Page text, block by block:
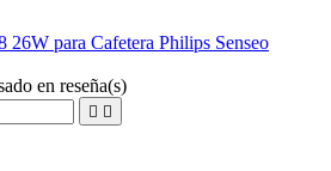
para Cafetera Philips Senseo
en reseña(s)
 